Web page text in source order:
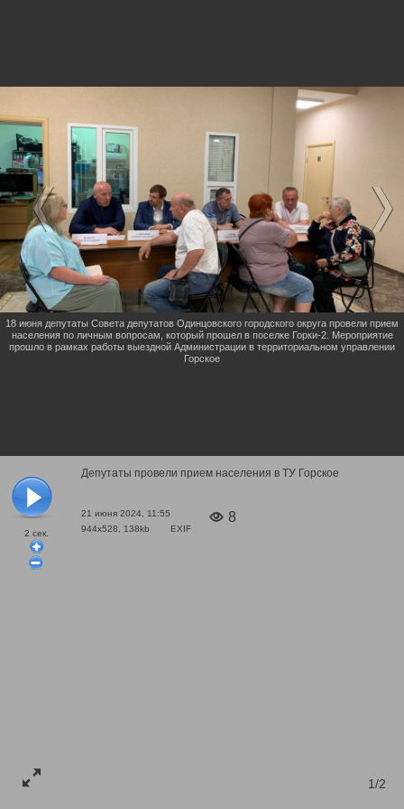
2 сек.
Депутаты провели прием населения в ТУ Горское
21 июня 2024, 11:55
944x528, 138kb
EXIF
8
1/2
18 июня депутаты Совета депутатов Одинцовского городского округа провели прием
населения по личным вопросам, который прошел в поселке Горки-2. Мероприятие
прошло в рамках работы выездной Администрации в территориальном управлении
Горское